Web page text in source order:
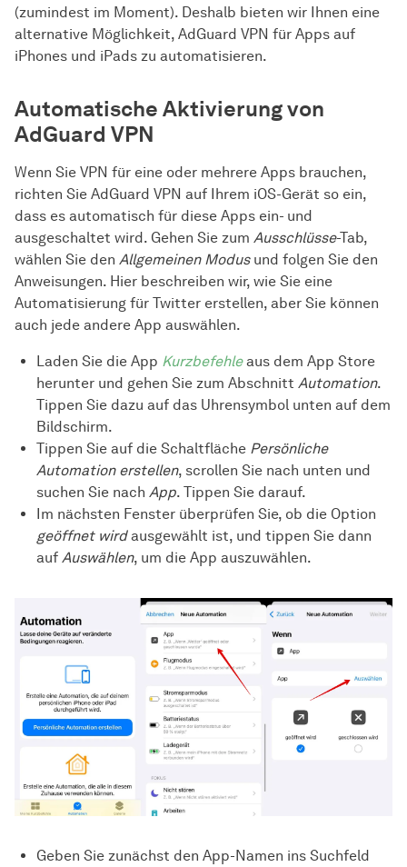
(zumindest im Moment). Deshalb bieten wir Ihnen eine
alternative Möglichkeit, AdGuard VPN für Apps auf
iPhones und iPads zu automatisieren.
Automatische Aktivierung von
AdGuard VPN
Wenn Sie VPN für eine oder mehrere Apps brauchen,
richten Sie AdGuard VPN auf Ihrem iOS-Gerät so ein,
dass es automatisch für diese Apps ein- und
ausgeschaltet wird. Gehen Sie zum Ausschlüsse-Tab,
wählen Sie den Allgemeinen Modusund folgen Sie den
Anweisungen. Hier beschreiben wir, wie Sie eine
Automatisierung für Twitter erstellen, aber Sie können
auch jede andere App auswählen.
Laden Sie die App Kurzbefehleaus dem App Store
herunter und gehen Sie zum Abschnitt Automation.
Tippen Sie dazu auf das Uhrensymbol unten auf dem
Bildschirm.
Tippen Sie auf die Schaltfläche Persönliche
Automation erstellen, scrollen Sie nach unten und
suchen Sie nach App. Tippen Sie darauf.
Im nächsten Fenster überprüfen Sie, ob die Option
geöffnet wirdausgewählt ist, und tippen Sie dann
auf Auswählen, um die App auszuwählen.
Geben Sie zunächst den App-Namen ins Suchfeld